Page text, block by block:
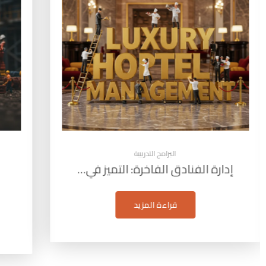
البرامج التدريبية
إدارة مشاريع البترول: التخطيط
والتنفيذ…
قراءة المزيد